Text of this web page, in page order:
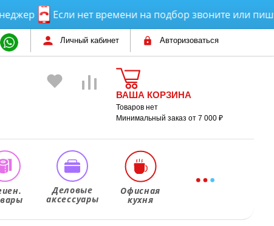
Если нет времени на подбор звоните или
Личный кабинет Авторизоваться
ВАША КОРЗИНА
Товаров нет
Минимальный заказ от 7 000 ₽
Деловые
аксессуары
Офисная
кухня